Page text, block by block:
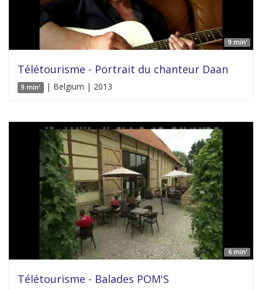
9 min'
Télétourisme - Portrait du chanteur Daan
9 min' | Belgium | 2013
6 min'
Télétourisme - Balades POM'S